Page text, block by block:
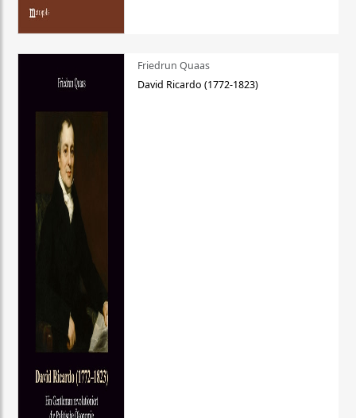
Friedrun Quaas
David Ricardo (1772-1823)